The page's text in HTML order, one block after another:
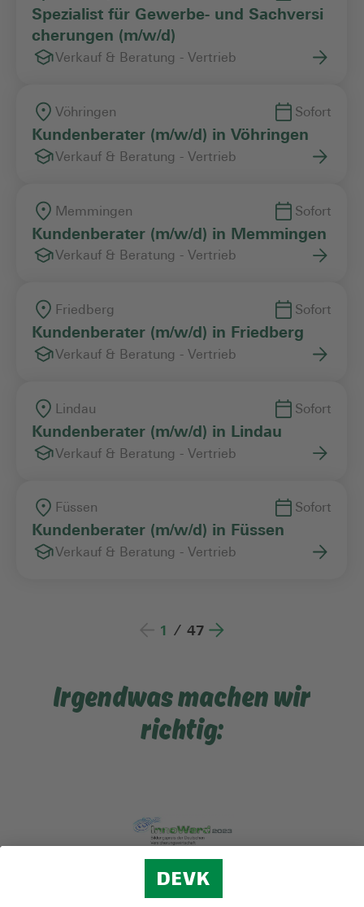
Spezialist für Gewerbe- und Sachversi
cherungen (m/w/d)
Verkauf & Beratung - Vertrieb
Vöhringen Sofort
Kundenberater (m/w/d) in Vöhringen
Verkauf & Beratung - Vertrieb
Memmingen Sofort
Kundenberater (m/w/d) in Memmingen
Verkauf & Beratung - Vertrieb
Friedberg Sofort
Kundenberater (m/w/d) in Friedberg
Verkauf & Beratung - Vertrieb
Lindau Sofort
Kundenberater (m/w/d) in Lindau
Verkauf & Beratung - Vertrieb
Füssen Sofort
Kundenberater (m/w/d) in Füssen
Verkauf & Beratung - Vertrieb
1 / 47
Irgendwas machen wir
richtig: